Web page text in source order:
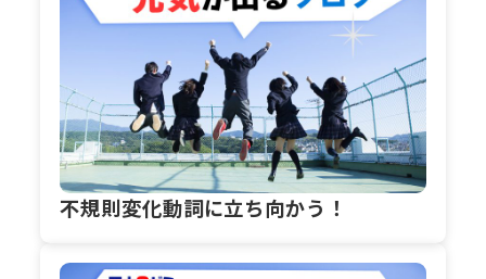
不規則変化動詞に立ち向かう！